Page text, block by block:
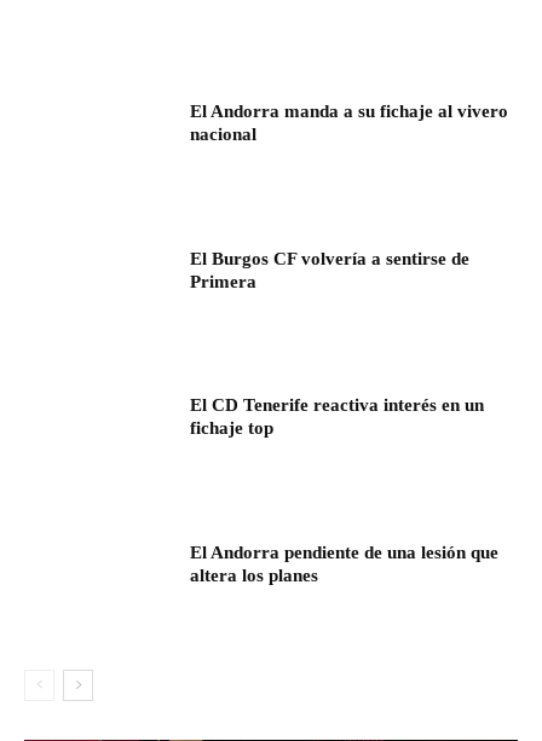
El Andorra manda a su fichaje al vivero
nacional
El Burgos CF volvería a sentirse de
Primera
El CD Tenerife reactiva interés en un
fichaje top
El Andorra pendiente de una lesión que
altera los planes